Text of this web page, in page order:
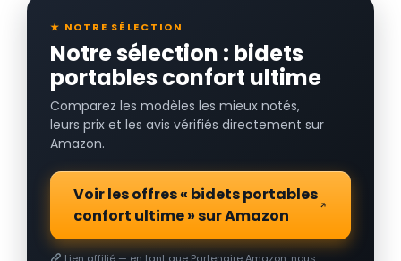
★ NOTRE SÉLECTION
Notre sélection : bidets
portables confort ultime
Comparez les modèles les mieux notés,
leurs prix et les avis vérifiés directement sur
Amazon.
Voir les offres « bidets portables
confort ultime » sur Amazon
Lien affilié — en tant que Partenaire Amazon, nous